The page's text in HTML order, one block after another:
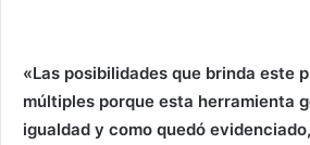
«Las posibilidades que brinda este
múltiples porque esta herramienta
igualdad y como quedó